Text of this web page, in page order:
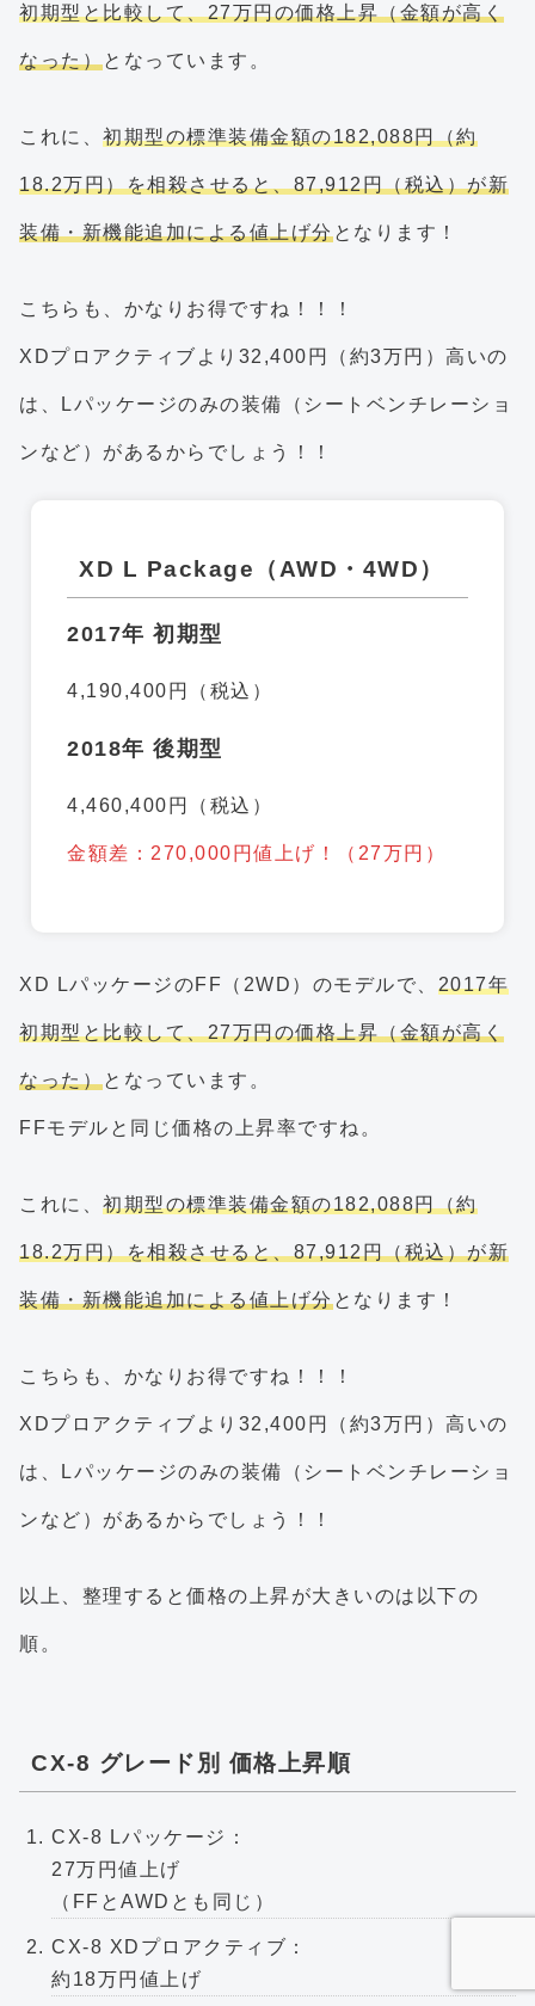
初期型と比較して、27万円の価格上昇（金額が高く
なった）となっています。
これに、 初期型の標準装備金額の182,088円（約
18.2万円）を相殺させると、87,912円（税込）が新
装備・新機能追加による値上げ分となります！
こちらも、かなりお得ですね！！！
XDプロアクティブより32,400円（約3万円）高いの
は、Lパッケージのみの装備（シートベンチレーショ
ンなど）があるからでしょう！！
XD L Package（AWD・4WD）
2017年 初期型
4,190,400円（税込）
2018年 後期型
4,460,400円（税込）
金額差：270,000円値上げ！（27万円）
XD LパッケージのFF（2WD）のモデルで、 2017年
初期型と比較して、27万円の価格上昇（金額が高く
なった）となっています。
FFモデルと同じ価格の上昇率ですね。
これに、 初期型の標準装備金額の182,088円（約
18.2万円）を相殺させると、87,912円（税込）が新
装備・新機能追加による値上げ分となります！
こちらも、かなりお得ですね！！！
XDプロアクティブより32,400円（約3万円）高いの
は、Lパッケージのみの装備（シートベンチレーショ
ンなど）があるからでしょう！！
以上、整理すると価格の上昇が大きいのは以下の
順。
CX-8 グレード別 価格上昇順
CX-8 Lパッケージ：
27万円値上げ
（FFとAWDとも同じ）
CX-8 XDプロアクティブ：
約18万円値上げ